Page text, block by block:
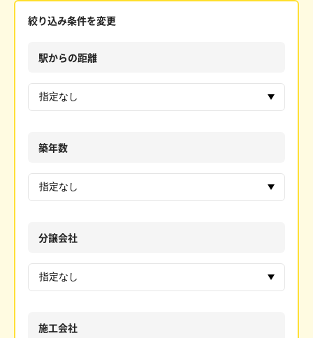
絞り込み条件を変更
駅からの距離
築年数
分譲会社
施工会社